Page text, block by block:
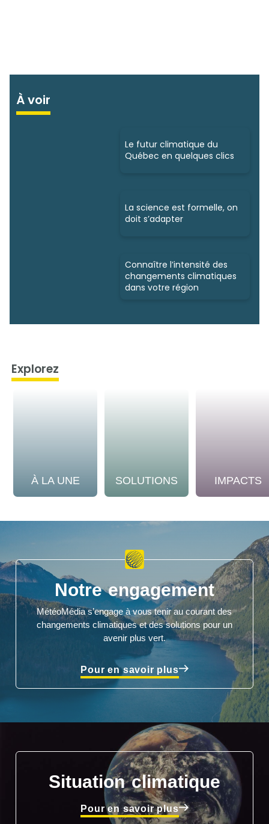
À voir
Le futur climatique du
Québec en quelques clics
La science est formelle, on
doit s’adapter
Connaître l’intensité des
changements climatiques
dans votre région
Explorez
À LA UNE SOLUTIONS IMPACTS
Notre engagement
MétéoMédia s’engage à vous tenir au courant des
changements climatiques et des solutions pour un
avenir plus vert.
Pour en savoir plus
Situation climatique
Pour en savoir plus